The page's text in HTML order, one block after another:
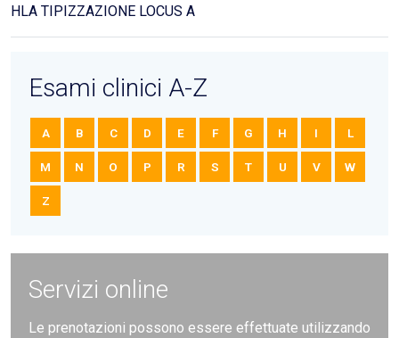
HLA TIPIZZAZIONE LOCUS A
Esami clinici A-Z
A B C D E F G H I L
M N O P R S T U V W
Z
Servizi online
Le prenotazioni possono essere effettuate utilizzando